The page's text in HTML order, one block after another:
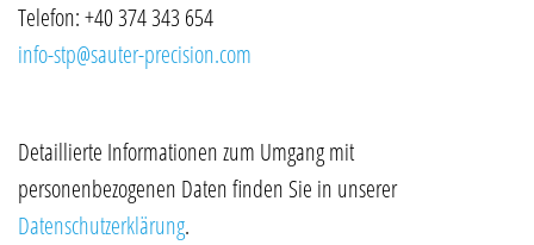
Telefon: +40 374 343 654
info-stp@sauter-precision.com
Detaillierte Informationen zum Umgang mit
personenbezogenen Daten finden Sie in unserer
Datenschutzerklärung.